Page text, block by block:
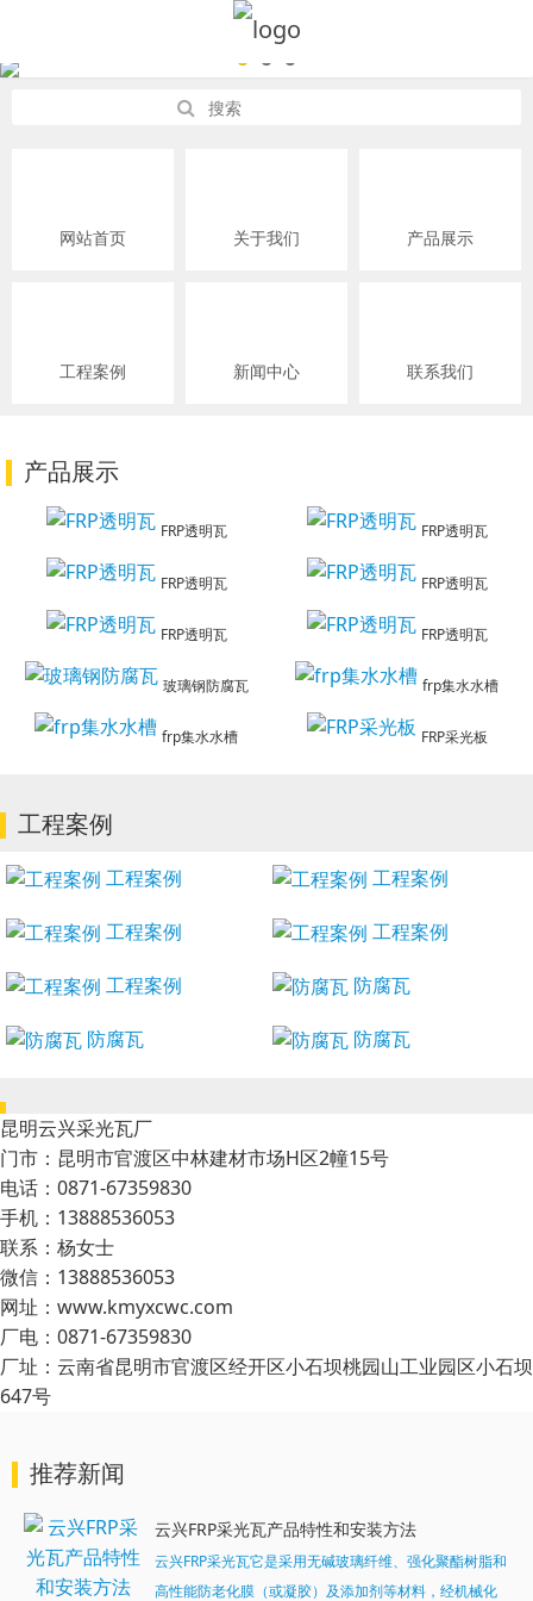
网站首页 关于我们 产品展示
工程案例 新闻中心 联系我们
产品展示
FRP透明瓦 FRP透明瓦
FRP透明瓦 FRP透明瓦
FRP透明瓦 FRP透明瓦
玻璃钢防腐瓦 frp集水水槽
frp集水水槽 FRP采光板
工程案例
工程案例 工程案例
工程案例 工程案例
工程案例 防腐瓦
防腐瓦 防腐瓦
昆明云兴采光瓦厂
门市：昆明市官渡区中林建材市场H区2幢15号
电话：0871-67359830
手机：13888536053
联系：杨女士
微信：13888536053
网址：www.kmyxcwc.com
厂电：0871-67359830
厂址：云南省昆明市官渡区经开区小石坝桃园山工业园区小石坝
647号
推荐新闻
云兴FRP采光瓦产品特性和安装方法
云兴FRP采光瓦它是采用无碱玻璃纤维、强化聚酯树脂和
高性能防老化膜（或凝胶）及添加剂等材料，经机械化